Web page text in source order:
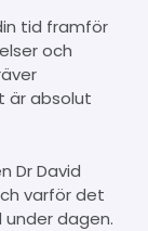
tid framför
och
är absolut
Dr David
varför det
dagen.